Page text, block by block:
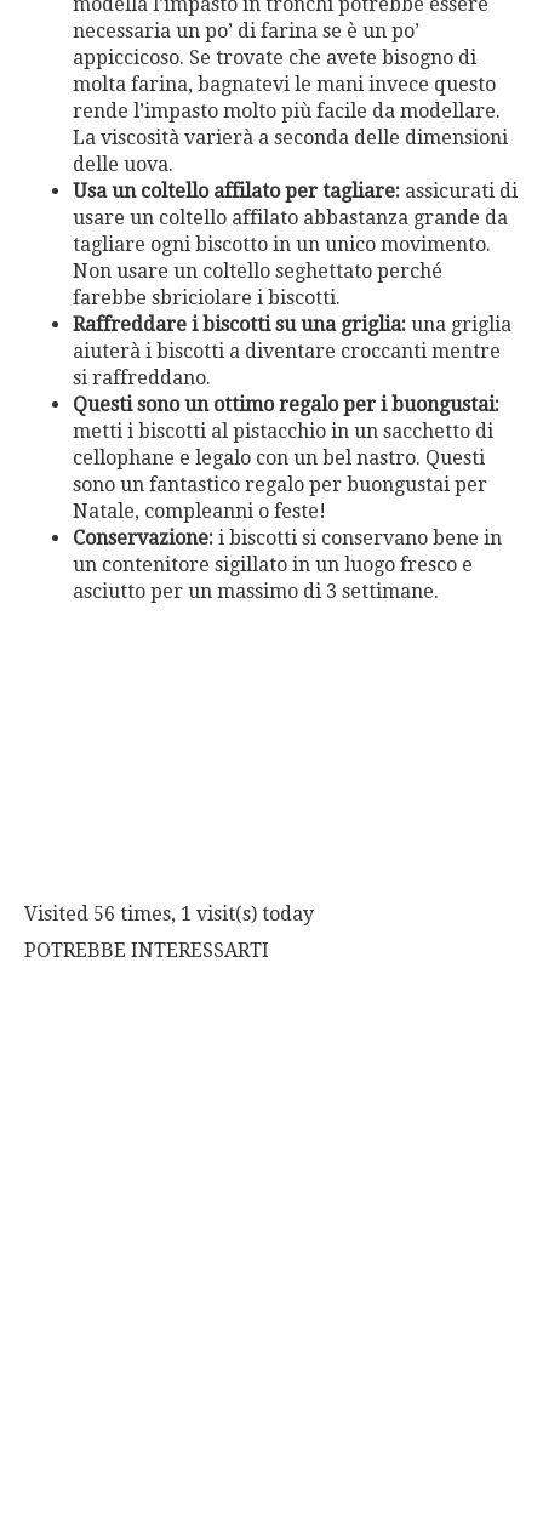
necessaria un po’ di farina se è un po’
appiccicoso. Se trovate che avete bisogno di
molta farina, bagnatevi le mani invece questo
rende l’impasto molto più facile da modellare.
La viscosità varierà a seconda delle dimensioni
delle uova.
Usa un coltello affilato per tagliare: assicurati di
usare un coltello affilato abbastanza grande da
tagliare ogni biscotto in un unico movimento.
Non usare un coltello seghettato perché
farebbe sbriciolare i biscotti.
Raffreddare i biscotti su una griglia: una griglia
aiuterà i biscotti a diventare croccanti mentre
si raffreddano.
Questi sono un ottimo regalo per i buongustai:
metti i biscotti al pistacchio in un sacchetto di
cellophane e legalo con un bel nastro. Questi
sono un fantastico regalo per buongustai per
Natale, compleanni o feste!
Conservazione: i biscotti si conservano bene in
un contenitore sigillato in un luogo fresco e
asciutto per un massimo di 3 settimane.
Visited 56 times, 1 visit(s) today
POTREBBE INTERESSARTI